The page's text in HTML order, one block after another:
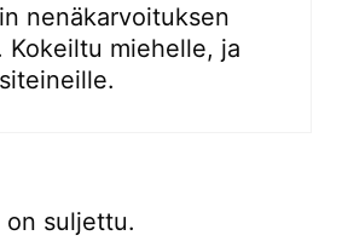
nenäkarvoituksen
Kokeiltu miehelle, ja
on suljettu.